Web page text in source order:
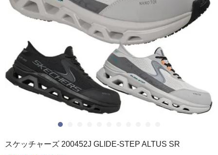
スケッチャーズ 200452J GLIDE-STEP ALTUS SR